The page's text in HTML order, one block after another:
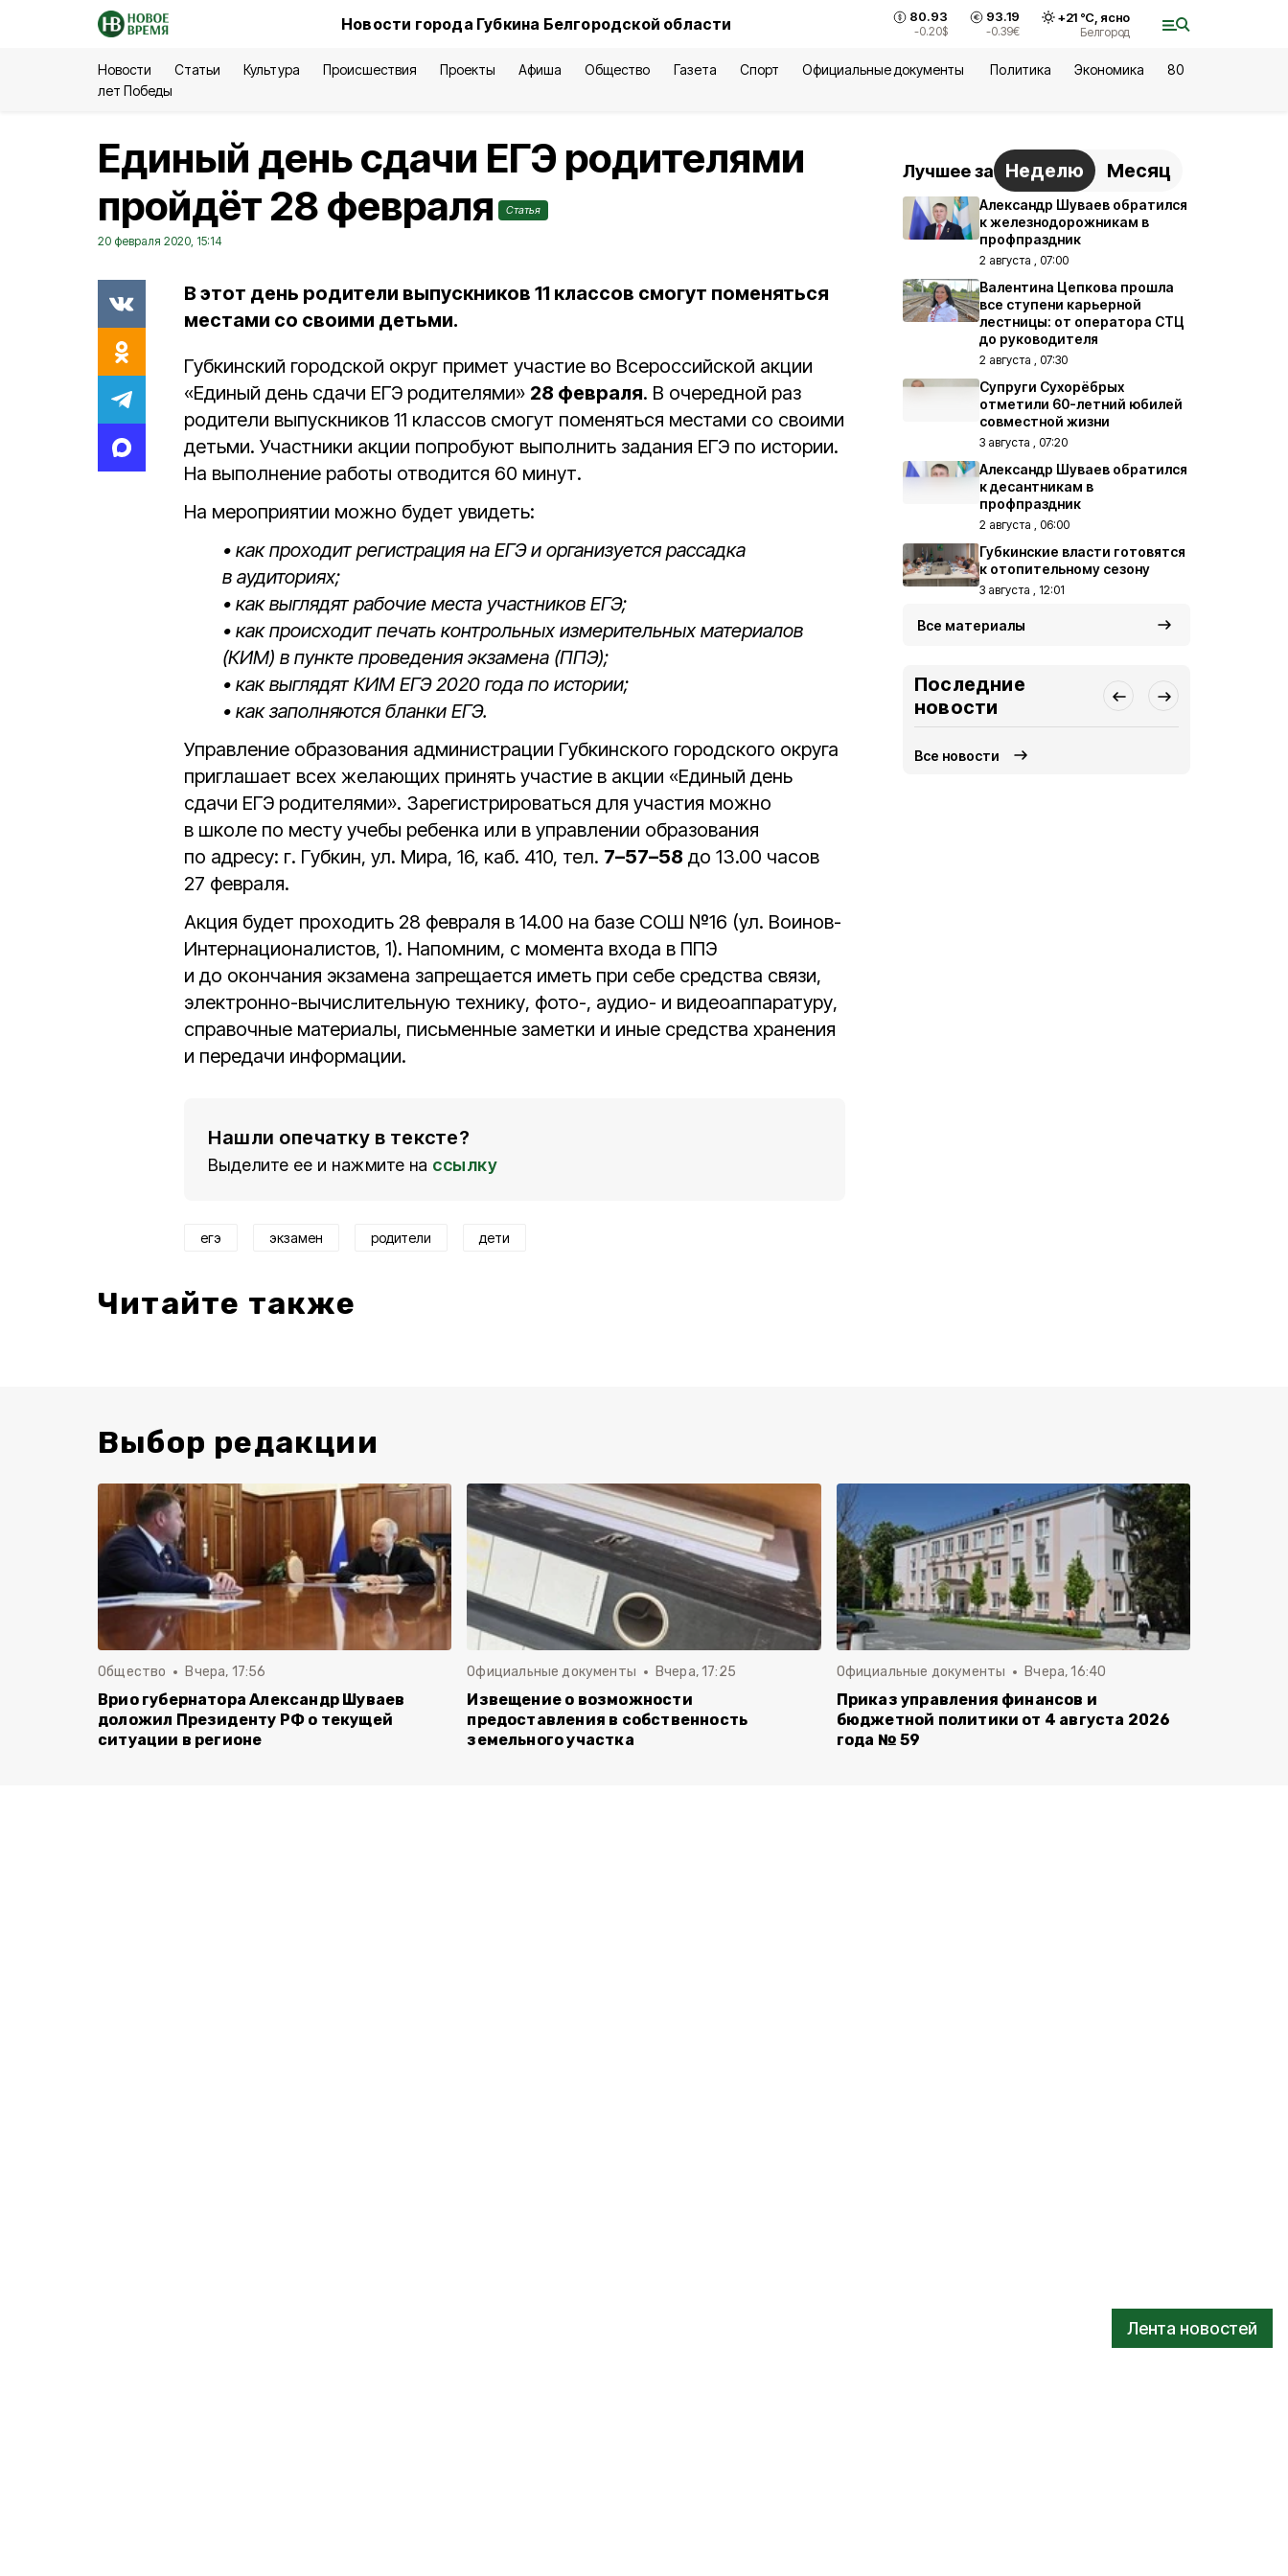
Новости города Губкина Белгородской области 80.93
-0.20$
93.19
-0.39€
+21°С, ясно
Белгород
Новости Статьи Культура Происшествия Проекты Афиша Общество Газета Спорт Официальные документы Политика Экономика
80
лет Победы
Лента новостей
Единый день сдачи ЕГЭ родителями
пройдёт 28 февраля
Статья
20 февраля 2020, 15:14
В этот день родители выпускников 11 классов смогут поменяться
местами со своими детьми.
Губкинский городской округ примет участие во Всероссийской акции
«Единый день сдачи ЕГЭ родителями» 28 февраля. В очередной раз
родители выпускников 11 классов смогут поменяться местами со своими
детьми. Участники акции попробуют выполнить задания ЕГЭ по истории.
На выполнение работы отводится 60 минут.
На мероприятии можно будет увидеть:
• как проходит регистрация на ЕГЭ и организуется рассадка
в аудиториях;
• как выглядят рабочие места участников ЕГЭ;
• как происходит печать контрольных измерительных материалов
(КИМ) в пункте проведения экзамена (ППЭ);
• как выглядят КИМ ЕГЭ 2020 года по истории;
• как заполняются бланки ЕГЭ.
Управление образования администрации Губкинского городского округа
приглашает всех желающих принять участие в акции «Единый день
сдачи ЕГЭ родителями». Зарегистрироваться для участия можно
в школе по месту учебы ребенка или в управлении образования
по адресу: г. Губкин, ул. Мира, 16, каб. 410, тел. 7–57–58 до 13.00 часов
27 февраля.
Акция будет проходить 28 февраля в 14.00 на базе СОШ №16 (ул. Воинов-
Интернационалистов, 1). Напомним, с момента входа в ППЭ
и до окончания экзамена запрещается иметь при себе средства связи,
электронно-вычислительную технику, фото-, аудио- и видеоаппаратуру,
справочные материалы, письменные заметки и иные средства хранения
и передачи информации.
Нашли опечатку в тексте?
Выделите ее и нажмите на ссылку
егэ экзамен родители дети
Читайте также
Лучшее за Неделю Месяц
Александр Шуваев обратился
к железнодорожникам в
профпраздник
2 августа , 07:00
Валентина Цепкова прошла
все ступени карьерной
лестницы: от оператора СТЦ
до руководителя
2 августа , 07:30
Супруги Сухорёбрых
отметили 60-летний юбилей
совместной жизни
3 августа , 07:20
Александр Шуваев обратился
к десантникам в
профпраздник
2 августа , 06:00
Губкинские власти готовятся
к отопительному сезону
3 августа , 12:01
Все материалы
Последние
новости
Все новости
Выбор редакции
Общество Вчера, 17:56
Врио губернатора Александр Шуваев
доложил Президенту РФ о текущей
ситуации в регионе
Официальные документы Вчера, 17:25
Извещение о возможности
предоставления в собственность
земельного участка
Официальные документы Вчера, 16:40
Приказ управления финансов и
бюджетной политики от 4 августа 2026
года № 59